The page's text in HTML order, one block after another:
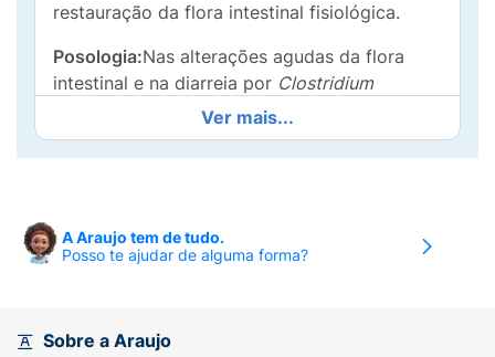
restauração da flora intestinal fisiológica.
Posologia:Nas alterações agudas da flora
intestinal e na diarreia por Clostridium
, 1 envelope, 2 vezes ao dia.Nas
alterações crônicas da flora intestinal, 1
envelope, 1 vez ao dia.
pequenas quantidades de líquidos ou
alimentos semi-sólidos. Não deve ser diluído
Ver mais...
A Araujo tem de tudo.
Posso te ajudar de alguma forma?
Sobre a Araujo